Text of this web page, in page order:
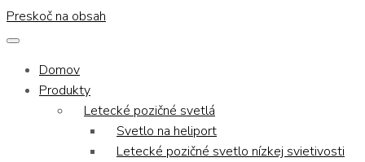
Preskoč na obsah
Domov
Produkty
Letecké pozičné svetlá
Svetlo na heliport
Letecké pozičné svetlo nízkej svietivosti